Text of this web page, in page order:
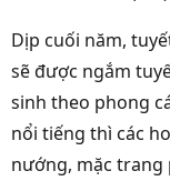
Dịp cuối năm,
sẽ được ngắm
sinh theo phong
nổi tiếng thì các
nướng, mặc trang